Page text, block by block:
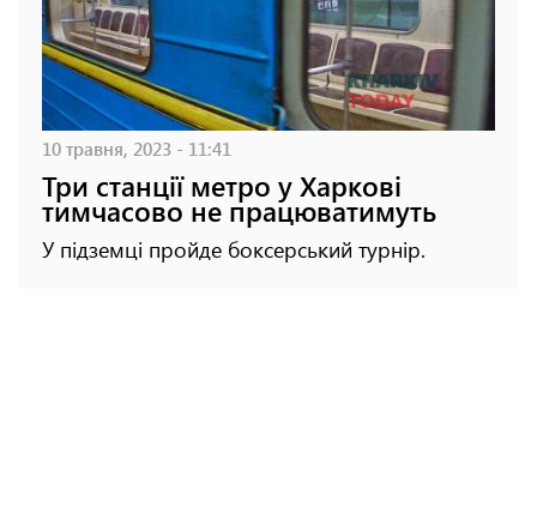
10 травня, 2023 - 11:41
Три станції метро у Харкові
тимчасово не працюватимуть
У підземці пройде боксерський турнір.